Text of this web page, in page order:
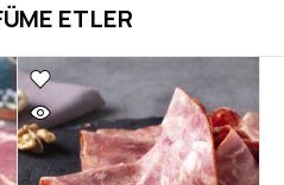
ETLER